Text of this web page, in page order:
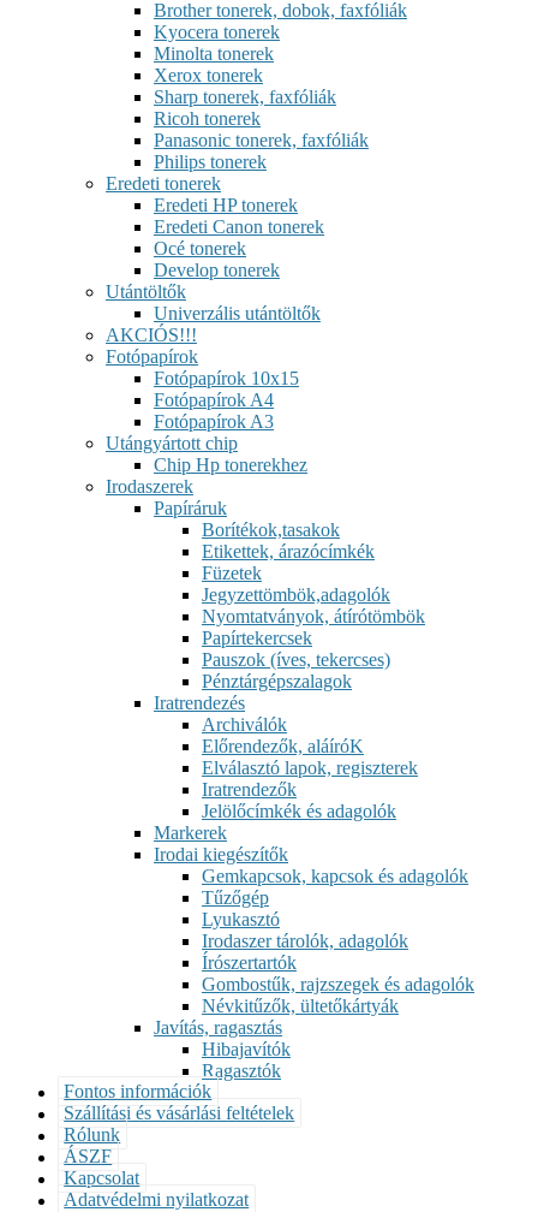
Brother tonerek, dobok, faxfóliák
Kyocera tonerek
Minolta tonerek
Xerox tonerek
Sharp tonerek, faxfóliák
Ricoh tonerek
Panasonic tonerek, faxfóliák
Philips tonerek
Eredeti tonerek
Eredeti HP tonerek
Eredeti Canon tonerek
Océ tonerek
Develop tonerek
Utántöltők
Univerzális utántöltők
AKCIÓS!!!
Fotópapírok
Fotópapírok 10x15
Fotópapírok A4
Fotópapírok A3
Utángyártott chip
Chip Hp tonerekhez
Irodaszerek
Papíráruk
Borítékok,tasakok
Etikettek, árazócímkék
Füzetek
Jegyzettömbök,adagolók
Nyomtatványok, átírótömbök
Papírtekercsek
Pauszok (íves, tekercses)
Pénztárgépszalagok
Iratrendezés
Archiválók
Előrendezők, aláíróK
Elválasztó lapok, regiszterek
Iratrendezők
Jelölőcímkék és adagolók
Markerek
Irodai kiegészítők
Gemkapcsok, kapcsok és adagolók
Tűzőgép
Lyukasztó
Irodaszer tárolók, adagolók
Írószertartók
Gombostűk, rajzszegek és adagolók
Névkitűzők, ültetőkártyák
Javítás, ragasztás
Hibajavítók
Ragasztók
Fontos információk
Szállítási és vásárlási feltételek
Rólunk
ÁSZF
Kapcsolat
Adatvédelmi nyilatkozat